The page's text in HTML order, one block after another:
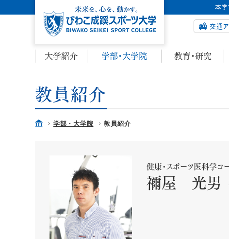
本学
大学紹介 学部・大学院 教育・研究
交通
教員紹介
学部・大学院 教員紹介
健康・スポーツ医科学コ
禰屋 光男